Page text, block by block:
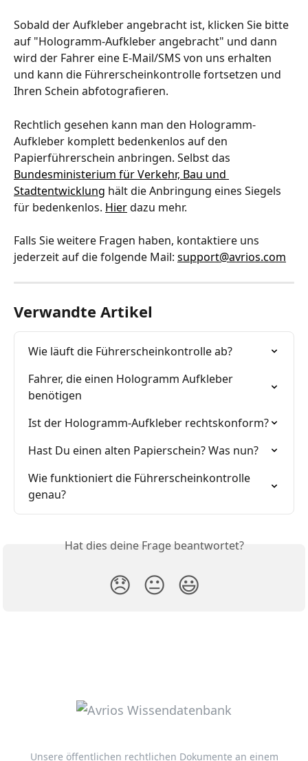
Sobald der Aufkleber angebracht ist, klicken Sie bitte
auf "Hologramm-Aufkleber angebracht" und dann
wird der Fahrer eine E-Mail/SMS von uns erhalten
und kann die Führerscheinkontrolle fortsetzen und
Ihren Schein abfotografieren.
Rechtlich gesehen kann man den Hologramm-
Aufkleber komplett bedenkenlos auf den
Papierführerschein anbringen. Selbst das
Bundesministerium für Verkehr, Bau und
Stadtentwicklung hält die Anbringung eines Siegels
für bedenkenlos. Hier dazu mehr.
Falls Sie weitere Fragen haben, kontaktiere uns
jederzeit auf die folgende Mail: support@avrios.com
Verwandte Artikel
Wie läuft die Führerscheinkontrolle ab?
Fahrer, die einen Hologramm Aufkleber
benötigen
Ist der Hologramm-Aufkleber rechtskonform?
Hast Du einen alten Papierschein? Was nun?
Wie funktioniert die Führerscheinkontrolle
genau?
Hat dies deine Frage beantwortet?
😞 😐 😃
Unsere öffentlichen rechtlichen Dokumente an einem